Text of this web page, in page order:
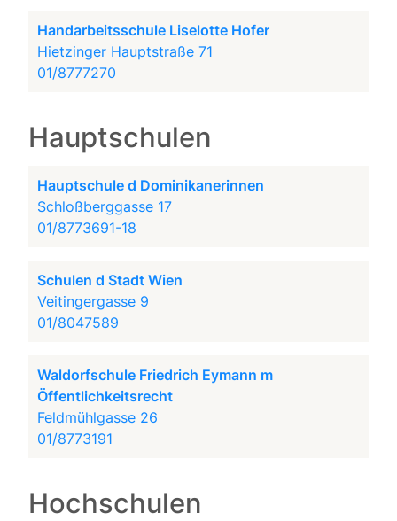
Handarbeitsschule Liselotte Hofer
Hietzinger Hauptstraße 71
01/8777270
Hauptschulen
Hauptschule d Dominikanerinnen
Schloßberggasse 17
01/8773691-18
Schulen d Stadt Wien
Veitingergasse 9
01/8047589
Waldorfschule Friedrich Eymann m
Öffentlichkeitsrecht
Feldmühlgasse 26
01/8773191
Hochschulen